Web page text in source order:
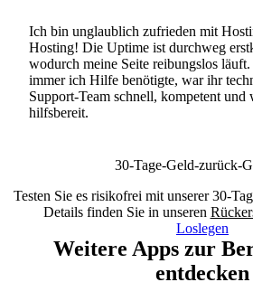
Ich bin unglaublich zufrieden mit
Hosting! Die Uptime ist durchweg
wodurch meine Seite reibungslos läuft.
immer ich Hilfe benötigte, war ihr
Support-Team schnell, kompetent und
hilfsbereit.
30-Tage-Geld-zurück-
Testen Sie es risikofrei mit unserer 30-
Details finden Sie in unseren
Loslegen
Weitere Apps zur
entdecken